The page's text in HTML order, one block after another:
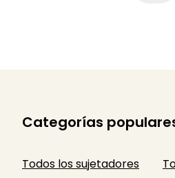
Categorías
Todos los sujetadores